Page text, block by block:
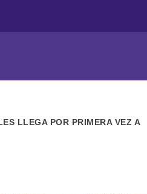
LLEGA POR PRIMERA VEZ A